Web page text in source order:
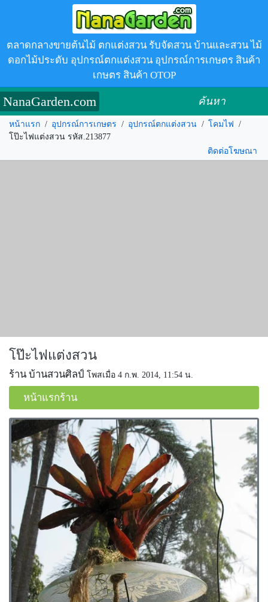
ตลาดกลางขายต้นไม้ ตกแต่งสวน รับจัดสวน บ้านและสวน ไม้
ดอกไม้ประดับ อุปกรณ์ตกแต่งสวน อุปกรณ์การเกษตร สินค้า
เกษตร สินค้า OTOP
NanaGarden.com ค้นหา
หน้าแรก / อุปกรณ์การเกษตร / อุปกรณ์ตกแต่งสวน / โคมไฟ /
โป๊ะไฟแต่งสวน รหัส.213877
ติดต่อโฆษณา
โป๊ะไฟแต่งสวน
ร้าน บ้านสวนศิลป์ โพสเมื่อ 4 ก.พ. 2014, 11:54 น.
หน้าแรกร้าน